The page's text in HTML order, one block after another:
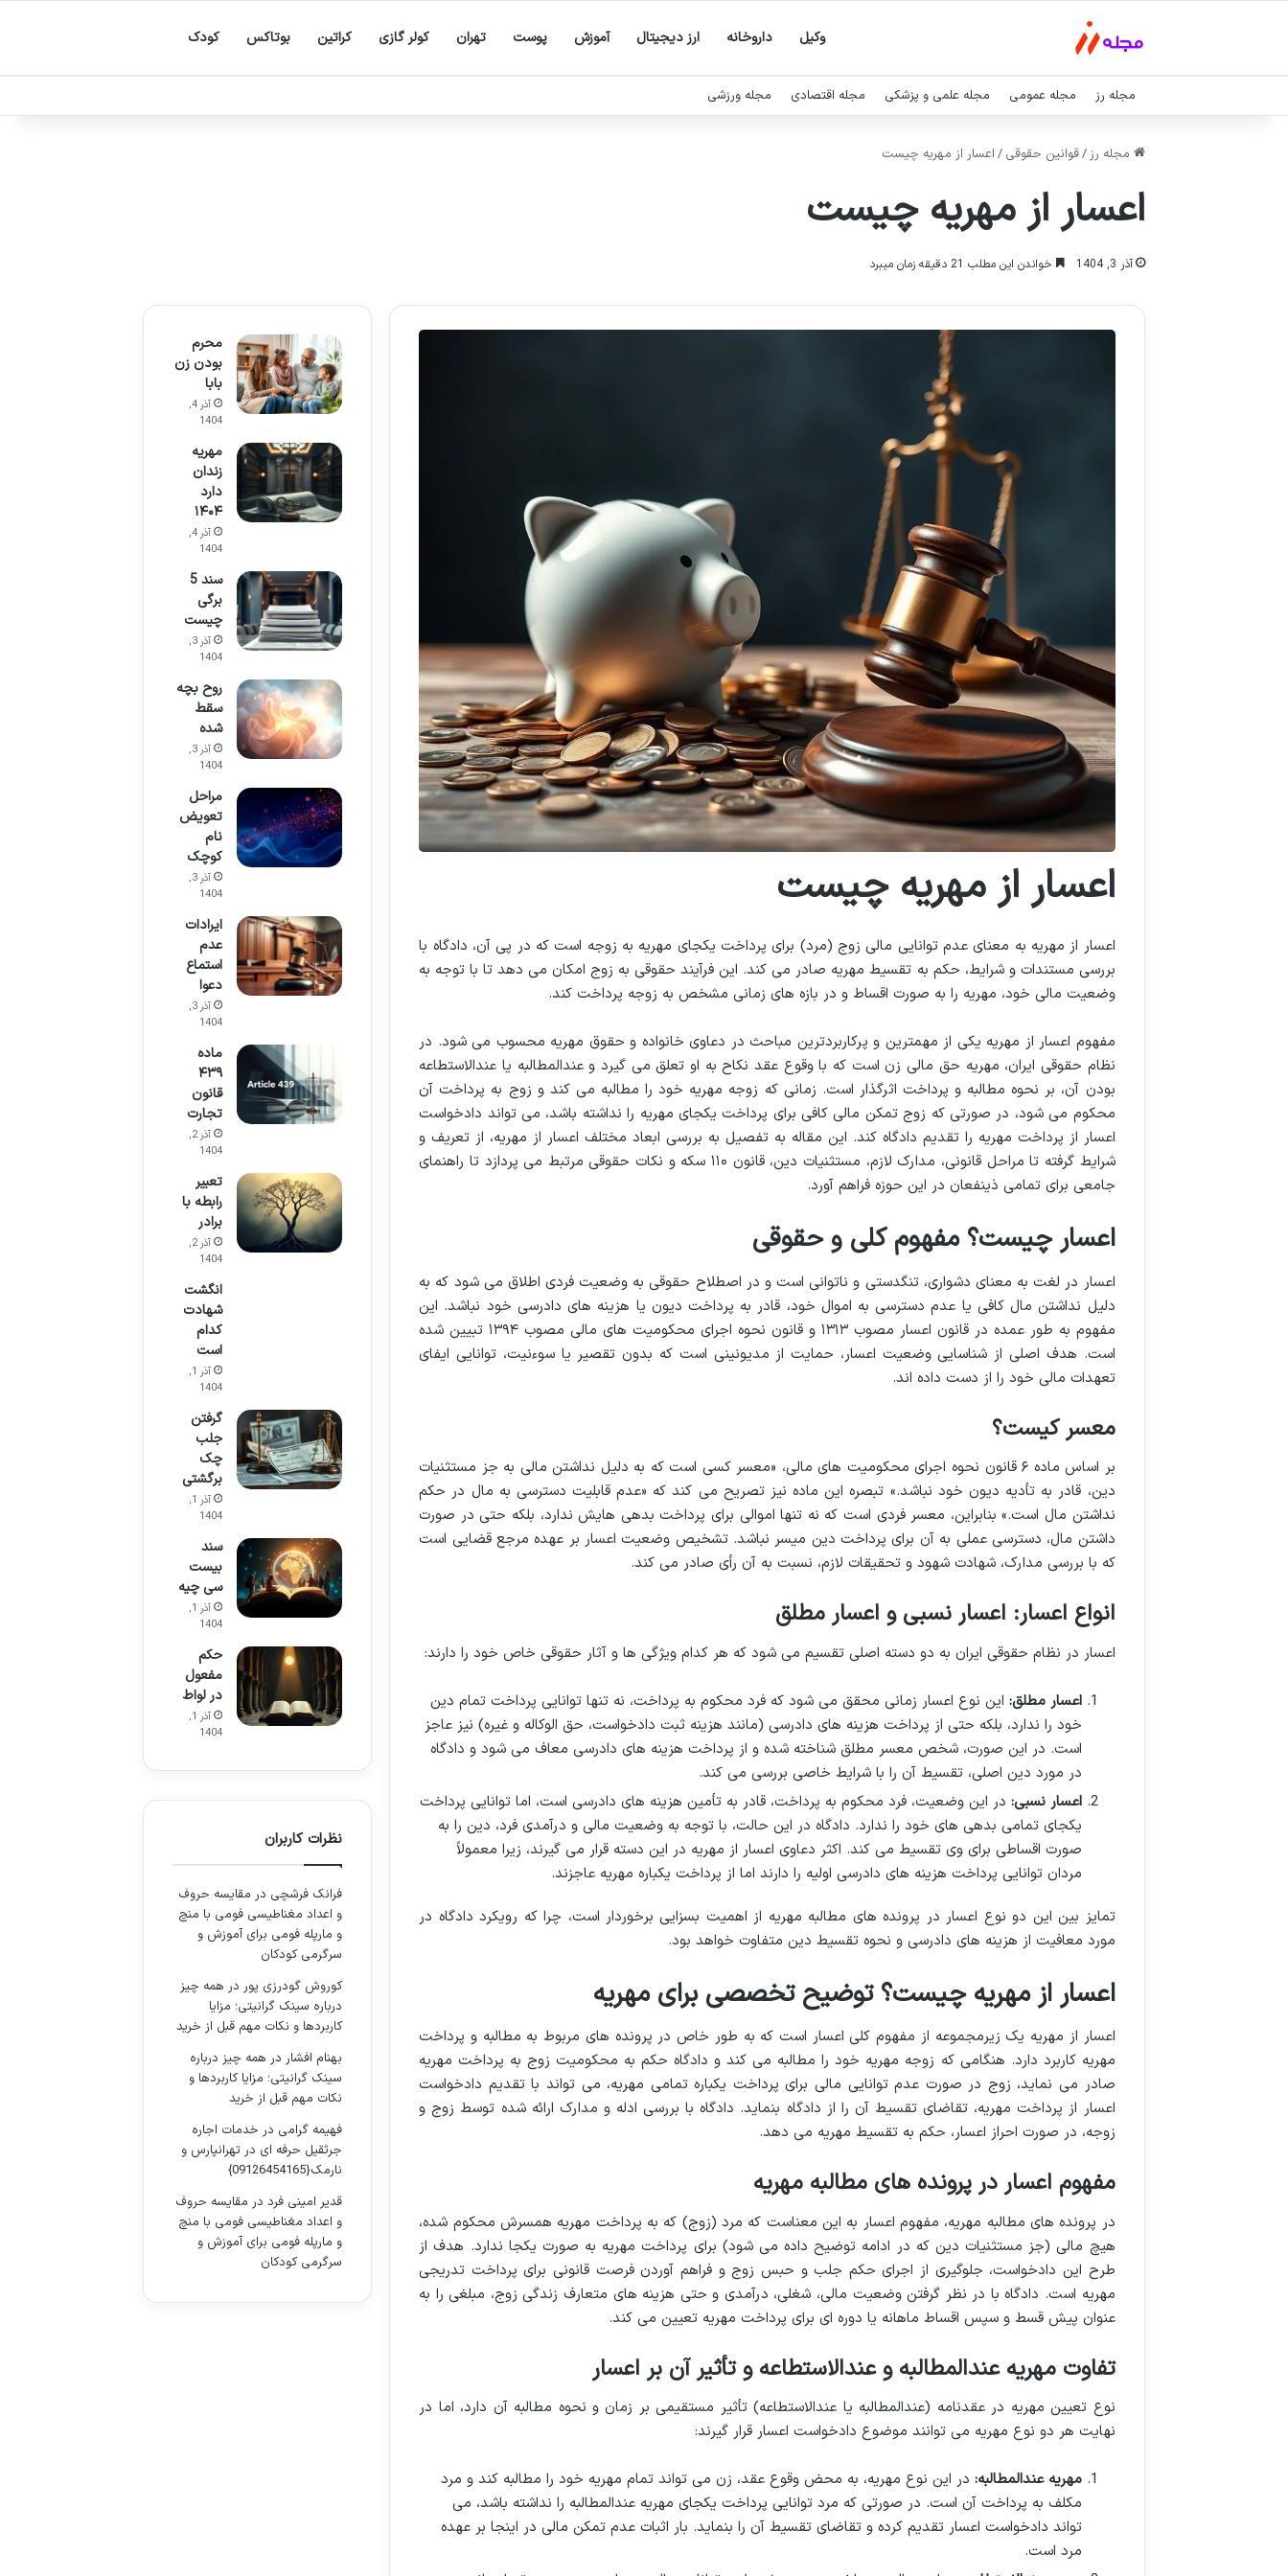
وکیل داروخانه ارز دیجیتال آموزش پوست تهران کولر گازی کراتین بوتاکس کودک
مجله رز مجله عمومی مجله علمی و پزشکی مجله اقتصادی مجله ورزشی
مجله رز/قوانین حقوقی / اعسار از مهریه چیست
اعسار از مهریه چیست
آذر 3, 1404 خواندن این مطلب 21 دقیقه زمان میبرد
اعسار از مهریه چیست
اعسار از مهریه به معنای عدم توانایی مالی زوج (مرد) برای پرداخت یکجای مهریه به زوجه است که در پی آن، دادگاه با
بررسی مستندات و شرایط، حکم به تقسیط مهریه صادر می کند. این فرآیند حقوقی به زوج امکان می دهد تا با توجه به
وضعیت مالی خود، مهریه را به صورت اقساط و در بازه های زمانی مشخص به زوجه پرداخت کند.
مفهوم اعسار از مهریه یکی از مهمترین و پرکاربردترین مباحث در دعاوی خانواده و حقوق مهریه محسوب می شود. در
نظام حقوقی ایران، مهریه حق مالی زن است که با وقوع عقد نکاح به او تعلق می گیرد و عندالمطالبه یا عندالاستطاعه
بودن آن، بر نحوه مطالبه و پرداخت اثرگذار است. زمانی که زوجه مهریه خود را مطالبه می کند و زوج به پرداخت آن
محکوم می شود، در صورتی که زوج تمکن مالی کافی برای پرداخت یکجای مهریه را نداشته باشد، می تواند دادخواست
اعسار از پرداخت مهریه را تقدیم دادگاه کند. این مقاله به تفصیل به بررسی ابعاد مختلف اعسار از مهریه، از تعریف و
شرایط گرفته تا مراحل قانونی، مدارک لازم، مستثنیات دین، قانون ۱۱۰ سکه و نکات حقوقی مرتبط می پردازد تا راهنمای
جامعی برای تمامی ذینفعان در این حوزه فراهم آورد.
اعسار چیست؟ مفهوم کلی و حقوقی
اعسار در لغت به معنای دشواری، تنگدستی و ناتوانی است و در اصطلاح حقوقی به وضعیت فردی اطلاق می شود که به
دلیل نداشتن مال کافی یا عدم دسترسی به اموال خود، قادر به پرداخت دیون یا هزینه های دادرسی خود نباشد. این
مفهوم به طور عمده در قانون اعسار مصوب ۱۳۱۳ و قانون نحوه اجرای محکومیت های مالی مصوب ۱۳۹۴ تبیین شده
است. هدف اصلی از شناسایی وضعیت اعسار، حمایت از مدیونینی است که بدون تقصیر یا سوءنیت، توانایی ایفای
تعهدات مالی خود را از دست داده اند.
معسر کیست؟
بر اساس ماده ۶ قانون نحوه اجرای محکومیت های مالی، «معسر کسی است که به دلیل نداشتن مالی به جز مستثنیات
دین، قادر به تأدیه دیون خود نباشد.» تبصره این ماده نیز تصریح می کند که «عدم قابلیت دسترسی به مال در حکم
نداشتن مال است.» بنابراین، معسر فردی است که نه تنها اموالی برای پرداخت بدهی هایش ندارد، بلکه حتی در صورت
داشتن مال، دسترسی عملی به آن برای پرداخت دین میسر نباشد. تشخیص وضعیت اعسار بر عهده مرجع قضایی است
که با بررسی مدارک، شهادت شهود و تحقیقات لازم، نسبت به آن رأی صادر می کند.
انواع اعسار: اعسار نسبی و اعسار مطلق
اعسار در نظام حقوقی ایران به دو دسته اصلی تقسیم می شود که هر کدام ویژگی ها و آثار حقوقی خاص خود را دارند:
اعسار مطلق: این نوع اعسار زمانی محقق می شود که فرد محکوم به پرداخت، نه تنها توانایی پرداخت تمام دین
خود را ندارد، بلکه حتی از پرداخت هزینه های دادرسی (مانند هزینه ثبت دادخواست، حق الوکاله و غیره) نیز عاجز
است. در این صورت، شخص معسر مطلق شناخته شده و از پرداخت هزینه های دادرسی معاف می شود و دادگاه
در مورد دین اصلی، تقسیط آن را با شرایط خاصی بررسی می کند.
اعسار نسبی: در این وضعیت، فرد محکوم به پرداخت، قادر به تأمین هزینه های دادرسی است، اما توانایی پرداخت
یکجای تمامی بدهی های خود را ندارد. دادگاه در این حالت، با توجه به وضعیت مالی و درآمدی فرد، دین را به
صورت اقساطی برای وی تقسیط می کند. اکثر دعاوی اعسار از مهریه در این دسته قرار می گیرند، زیرا معمولاً
مردان توانایی پرداخت هزینه های دادرسی اولیه را دارند اما از پرداخت یکباره مهریه عاجزند.
تمایز بین این دو نوع اعسار در پرونده های مطالبه مهریه از اهمیت بسزایی برخوردار است، چرا که رویکرد دادگاه در
مورد معافیت از هزینه های دادرسی و نحوه تقسیط دین متفاوت خواهد بود.
اعسار از مهریه چیست؟ توضیح تخصصی برای مهریه
اعسار از مهریه یک زیرمجموعه از مفهوم کلی اعسار است که به طور خاص در پرونده های مربوط به مطالبه و پرداخت
مهریه کاربرد دارد. هنگامی که زوجه مهریه خود را مطالبه می کند و دادگاه حکم به محکومیت زوج به پرداخت مهریه
صادر می نماید، زوج در صورت عدم توانایی مالی برای پرداخت یکباره تمامی مهریه، می تواند با تقدیم دادخواست
اعسار از پرداخت مهریه، تقاضای تقسیط آن را از دادگاه بنماید. دادگاه با بررسی ادله و مدارک ارائه شده توسط زوج و
زوجه، در صورت احراز اعسار، حکم به تقسیط مهریه می دهد.
مفهوم اعسار در پرونده های مطالبه مهریه
در پرونده های مطالبه مهریه، مفهوم اعسار به این معناست که مرد (زوج) که به پرداخت مهریه همسرش محکوم شده،
هیچ مالی (جز مستثنیات دین که در ادامه توضیح داده می شود) برای پرداخت مهریه به صورت یکجا ندارد. هدف از
طرح این دادخواست، جلوگیری از اجرای حکم جلب و حبس زوج و فراهم آوردن فرصت قانونی برای پرداخت تدریجی
مهریه است. دادگاه با در نظر گرفتن وضعیت مالی، شغلی، درآمدی و حتی هزینه های متعارف زندگی زوج، مبلغی را به
عنوان پیش قسط و سپس اقساط ماهانه یا دوره ای برای پرداخت مهریه تعیین می کند.
تفاوت مهریه عندالمطالبه و عندالاستطاعه و تأثیر آن بر اعسار
نوع تعیین مهریه در عقدنامه (عندالمطالبه یا عندالاستطاعه) تأثیر مستقیمی بر زمان و نحوه مطالبه آن دارد، اما در
نهایت هر دو نوع مهریه می توانند موضوع دادخواست اعسار قرار گیرند:
مهریه عندالمطالبه: در این نوع مهریه، به محض وقوع عقد، زن می تواند تمام مهریه خود را مطالبه کند و مرد
مکلف به پرداخت آن است. در صورتی که مرد توانایی پرداخت یکجای مهریه عندالمطالبه را نداشته باشد، می
تواند دادخواست اعسار تقدیم کرده و تقاضای تقسیط آن را بنماید. بار اثبات عدم تمکن مالی در اینجا بر عهده
مرد است.
محرم
بودن زن
بابا
آذر 4,
1404
مهریه
زندان
دارد
۱۴۰۴
آذر 4,
1404
سند 5
برگی
چیست
آذر 3,
1404
روح بچه
سقط
شده
آذر 3,
1404
مراحل
تعویض
نام
کوچک
آذر 3,
1404
ایرادات
عدم
استماع
دعوا
آذر 3,
1404
ماده
۴۳۹
قانون
تجارت
آذر 2,
1404
تعبیر
رابطه با
برادر
آذر 2,
1404
انگشت
شهادت
کدام
است
آذر 1,
1404
گرفتن
جلب
چک
برگشتی
آذر 1,
1404
سند
بیست
سی چیه
آذر 1,
1404
حکم
مفعول
در لواط
آذر 1,
1404
نظرات کاربران
فرانک فرشچی در مقایسه حروف
و اعداد مغناطیسی فومی با منچ
و مارپله فومی برای آموزش و
سرگرمی کودکان
کوروش گودرزی پوردر همه چیز
درباره سینک گرانیتی؛ مزایا
کاربردها و نکات مهم قبل از خرید
بهنام افشاردر همه چیز درباره
سینک گرانیتی؛ مزایا کاربردها و
نکات مهم قبل از خرید
فهیمه گرامی در خدمات اجاره
جرثقیل حرفه ای در تهرانپارس و
نارمک{09126454165}
قدیر امینی فرددر مقایسه حروف
و اعداد مغناطیسی فومی با منچ
و مارپله فومی برای آموزش و
سرگرمی کودکان